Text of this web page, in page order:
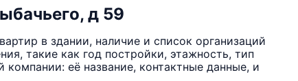
д 59
в здании, наличие и список организаций
такие как год постройки, этажность, тип
её название, контактные данные, и